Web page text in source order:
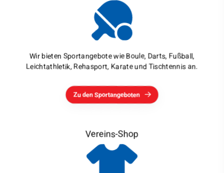
Wir bieten Sportangebote wie Boule, Darts, Fußball,
Leichtathletik, Rehasport, Karate und Tischtennis an.
Zu den Sportangeboten
Vereins-Shop